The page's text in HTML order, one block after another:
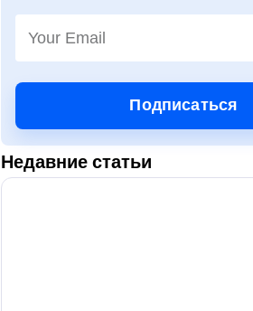
Подписаться
Недавние статьи